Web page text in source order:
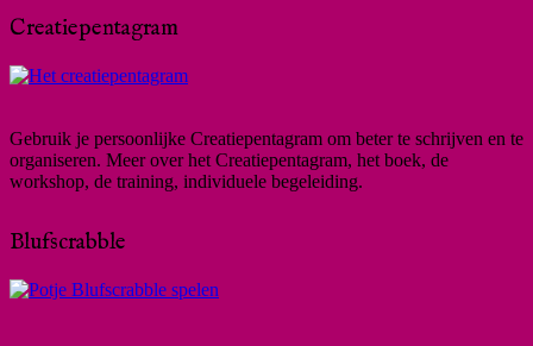
Creatiepentagram
Gebruik je persoonlijke Creatiepentagram om beter te schrijven en te
organiseren. Meer over het Creatiepentagram, het boek, de
workshop, de training, individuele begeleiding.
Blufscrabble